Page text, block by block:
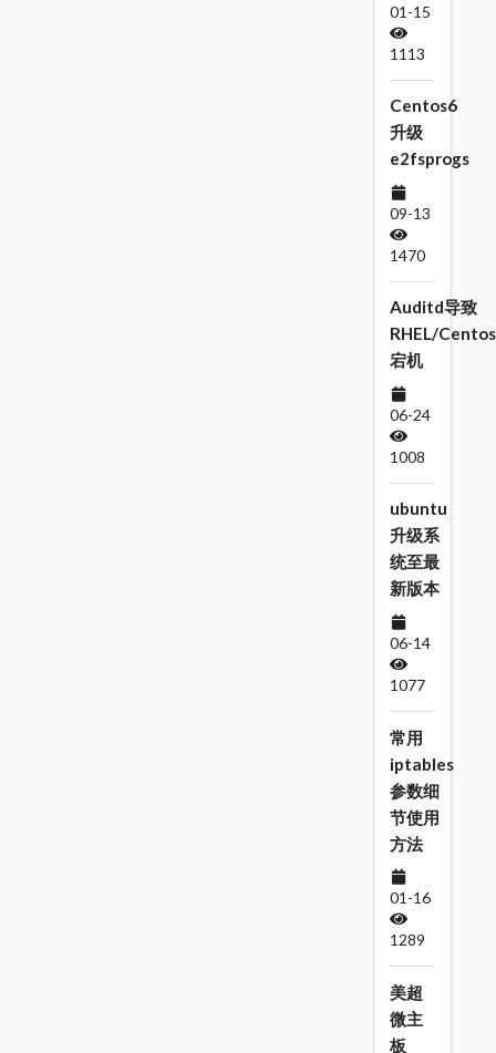
01-15
1113
Centos6
升级
e2fsprogs
09-13
1470
Auditd导致
RHEL/Centos
宕机
06-24
1008
ubuntu
升级系
统至最
新版本
06-14
1077
常用
iptables
参数细
节使用
方法
01-16
1289
美超
微主
板